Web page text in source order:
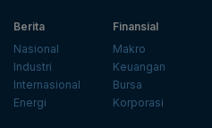
Berita
Nasional
Industri
Internasional
Energi
Finansial
Makro
Keuangan
Bursa
Korporasi